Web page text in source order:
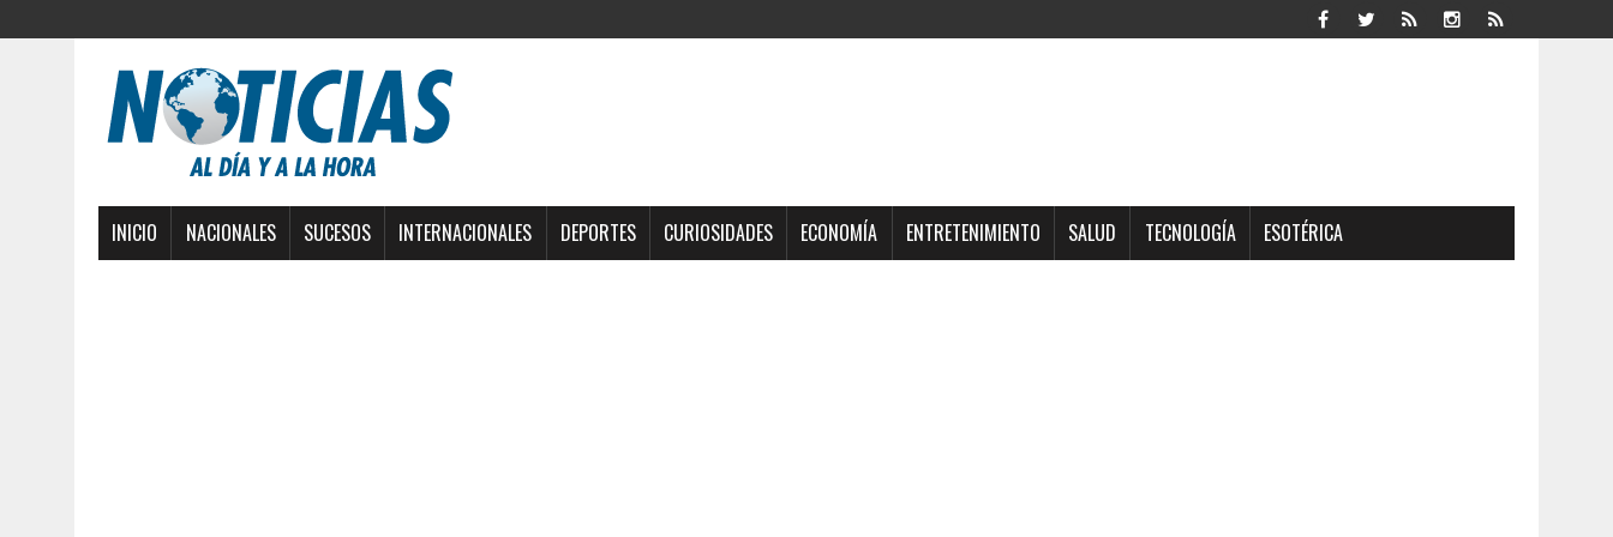
INICIO NACIONALES SUCESOS INTERNACIONALES DEPORTES CURIOSIDADES ECONOMÍA ENTRETENIMIENTO SALUD TECNOLOGÍA ESOTÉRICA